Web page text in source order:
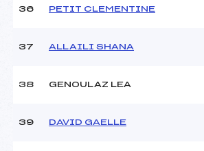
36 PETIT CLEMENTINE
37 ALLAILI SHANA
38 GENOULAZ LEA
39 DAVID GAELLE